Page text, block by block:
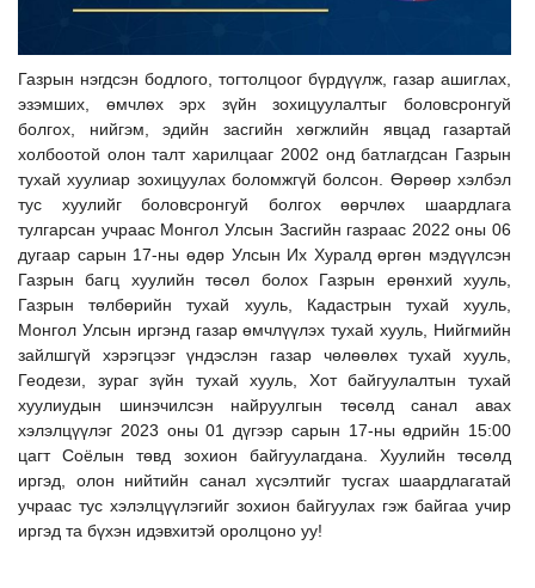
Газрын нэгдсэн бодлого, тогтолцоог бүрдүүлж, газар ашиглах,
эзэмших, өмчлөх эрх зүйн зохицуулалтыг боловсронгуй
болгох, нийгэм, эдийн засгийн хөгжлийн явцад газартай
холбоотой олон талт харилцааг 2002 онд батлагдсан Газрын
тухай хуулиар зохицуулах боломжгүй болсон. Өөрөөр хэлбэл
тус хуулийг боловсронгуй болгох өөрчлөх шаардлага
тулгарсан учраас Монгол Улсын Засгийн газраас 2022 оны 06
дугаар сарын 17-ны өдөр Улсын Их Хуралд өргөн мэдүүлсэн
Газрын багц хуулийн төсөл болох Газрын ерөнхий хууль,
Газрын төлбөрийн тухай хууль, Кадастрын тухай хууль,
Монгол Улсын иргэнд газар өмчлүүлэх тухай хууль, Нийгмийн
зайлшгүй хэрэгцээг үндэслэн газар чөлөөлөх тухай хууль,
Геодези, зураг зүйн тухай хууль, Хот байгуулалтын тухай
хуулиудын шинэчилсэн найруулгын төсөлд санал авах
хэлэлцүүлэг 2023 оны 01 дүгээр сарын 17-ны өдрийн 15:00
цагт Соёлын төвд зохион байгуулагдана. Хуулийн төсөлд
иргэд, олон нийтийн санал хүсэлтийг тусгах шаардлагатай
учраас тус хэлэлцүүлэгийг зохион байгуулах гэж байгаа учир
иргэд та бүхэн идэвхитэй оролцоно уу!